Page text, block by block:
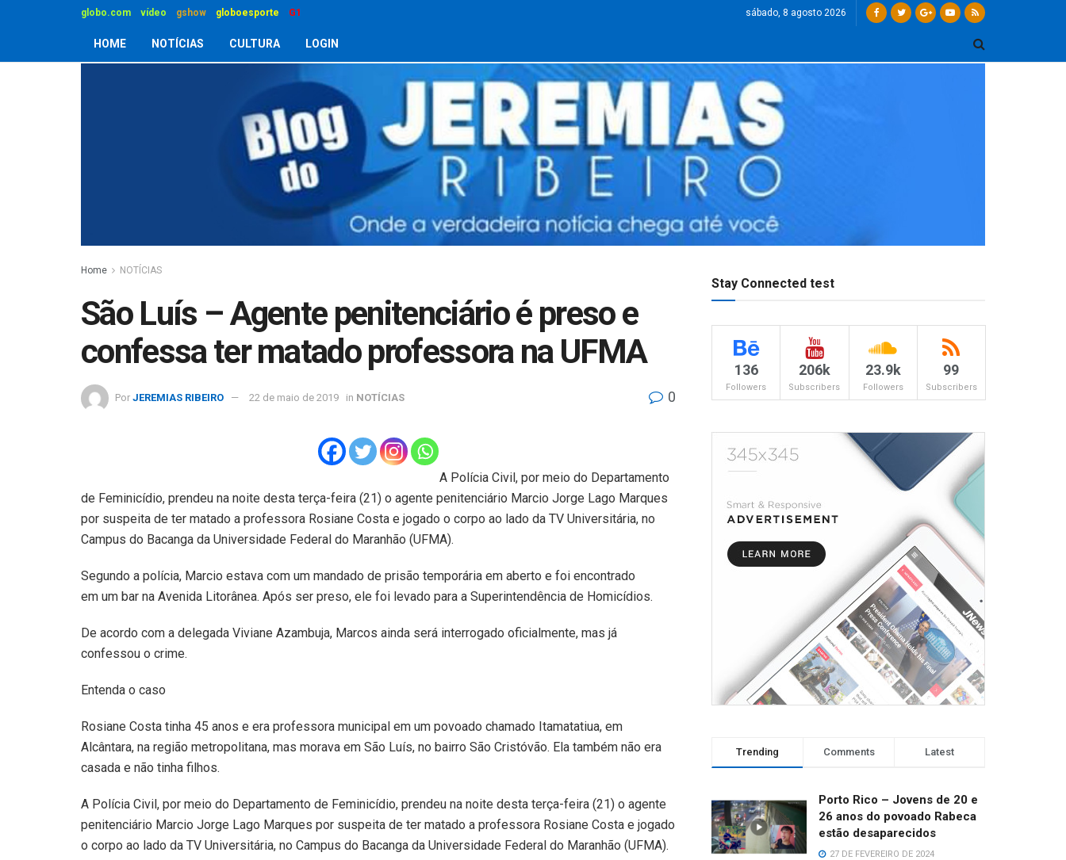
globo.com vídeo gshow globoesporte G1 sábado, 8 agosto 2026
HOME NOTÍCIAS CULTURA LOGIN
Home NOTÍCIAS
São Luís – Agente penitenciário é preso e
confessa ter matado professora na UFMA
Por JEREMIAS RIBEIRO 22 de maio de 2019 in NOTÍCIAS 0
A Polícia Civil, por meio do Departamento
de Feminicídio, prendeu na noite desta terça-feira (21) o agente penitenciário Marcio Jorge Lago Marques
por suspeita de ter matado a professora Rosiane Costa e jogado o corpo ao lado da TV Universitária, no
Campus do Bacanga da Universidade Federal do Maranhão (UFMA).
Segundo a polícia, Marcio estava com um mandado de prisão temporária em aberto e foi encontrado
em um bar na Avenida Litorânea. Após ser preso, ele foi levado para a Superintendência de Homicídios.
De acordo com a delegada Viviane Azambuja, Marcos ainda será interrogado oficialmente, mas já
confessou o crime.
Entenda o caso
Rosiane Costa tinha 45 anos e era professora municipal em um povoado chamado Itamatatiua, em
Alcântara, na região metropolitana, mas morava em São Luís, no bairro São Cristóvão. Ela também não era
casada e não tinha filhos.
A Polícia Civil, por meio do Departamento de Feminicídio, prendeu na noite desta terça-feira (21) o agente
penitenciário Marcio Jorge Lago Marques por suspeita de ter matado a professora Rosiane Costa e jogado
o corpo ao lado da TV Universitária, no Campus do Bacanga da Universidade Federal do Maranhão (UFMA).
Stay Connected test
136
Followers
206k
Subscribers
23.9k
Followers
99
Subscribers
Trending Comments Latest
Porto Rico – Jovens de 20 e
26 anos do povoado Rabeca
estão desaparecidos
27 DE FEVEREIRO DE 2024